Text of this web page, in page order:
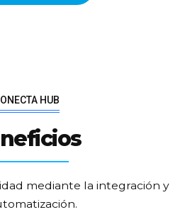
HUB
mediante la integración y